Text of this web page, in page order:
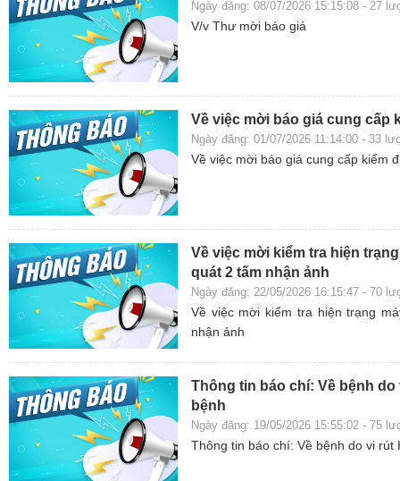
Ngày đăng: 08/07/2026 15:15:08 - 27
V/v Thư mời báo giá
Về việc mời báo giá cung cấp
Ngày đăng: 01/07/2026 11:14:00 - 33
Về việc mời báo giá cung cấp kiểm
Về việc mời kiểm tra hiện
quát 2 tấm nhận ảnh
Ngày đăng: 22/05/2026 16:15:47 - 70
Về việc mời kiểm tra hiện trạng
nhận ảnh
Thông tin báo chí: Về bệnh
bệnh
Ngày đăng: 19/05/2026 15:55:02 - 75
Thông tin báo chí: Về bệnh do vi